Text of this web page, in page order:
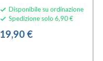
 Disponibile su ordinazione
 Spedizione solo 6,90 €
19,90 €